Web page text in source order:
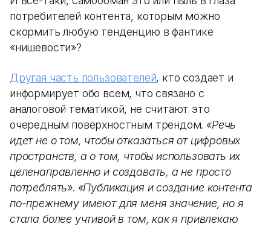
потребителей контента, которым можно
скормить любую тенденцию в фантике
«нишевости»?
Другая часть пользователей, кто создает и
информирует обо всем, что связано с
аналоговой тематикой, не считают это
очередным поверхностным трендом. «Речь
идет не о том, чтобы отказаться от цифровых
пространств, а о том, чтобы использовать их
целенаправленно и создавать, а не просто
потреблять». «Публикация и создание контента
по-прежнему имеют для меня значение, но я
стала более учтивой в том, как я привлекаю